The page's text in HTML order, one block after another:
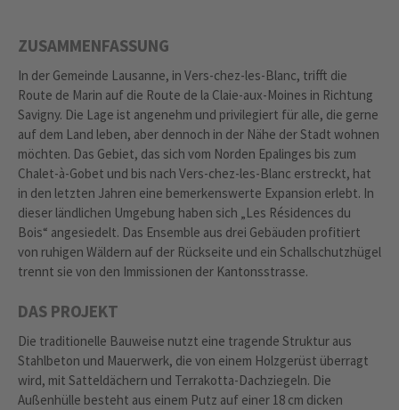
ZUSAMMENFASSUNG
In der Gemeinde Lausanne, in Vers-chez-les-Blanc, trifft die
Route de Marin auf die Route de la Claie-aux-Moines in Richtung
Savigny. Die Lage ist angenehm und privilegiert für alle, die gerne
auf dem Land leben, aber dennoch in der Nähe der Stadt wohnen
möchten. Das Gebiet, das sich vom Norden Epalinges bis zum
Chalet-à-Gobet und bis nach Vers-chez-les-Blanc erstreckt, hat
in den letzten Jahren eine bemerkenswerte Expansion erlebt. In
dieser ländlichen Umgebung haben sich „Les Résidences du
Bois“ angesiedelt. Das Ensemble aus drei Gebäuden profitiert
von ruhigen Wäldern auf der Rückseite und ein Schallschutzhügel
trennt sie von den Immissionen der Kantonsstrasse.
DAS PROJEKT
Die traditionelle Bauweise nutzt eine tragende Struktur aus
Stahlbeton und Mauerwerk, die von einem Holzgerüst überragt
wird, mit Satteldächern und Terrakotta-Dachziegeln. Die
Außenhülle besteht aus einem Putz auf einer 18 cm dicken